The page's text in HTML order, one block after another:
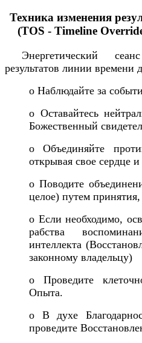
Техника изменения
(TOS - Timeline
Энергетический
результатов линии времени
o Наблюдайте за
o Оставайтесь
Божественный
o Объединяйте
открывая свое сердце
o Поводите
целое) путем
o Если необходимо,
рабства
интеллекта
законному владельцу)
o Проведите
Опыта.
o В духе
проведите